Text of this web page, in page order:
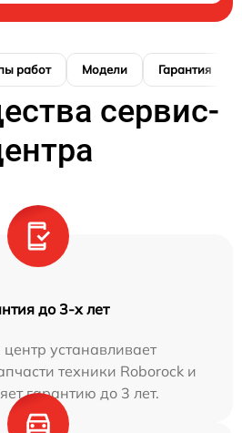
работ Модели Гарантия
сервис-
до 3-х лет
устанавливает
техники Roborock и
гарантию до 3 лет.